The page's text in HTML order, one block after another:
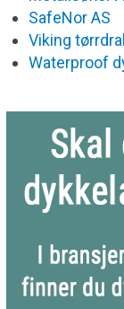
SafeNor AS
Viking
Waterproof